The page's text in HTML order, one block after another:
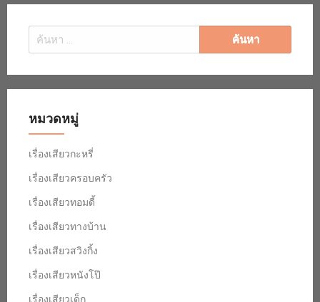
ค้นหา
สำหรับ:
หมวดหมู่
เรื่องเสียวกะหรี่
เรื่องเสียวครอบครัว
เรื่องเสียวทอมดี้
เรื่องเสียวทางบ้าน
เรื่องเสียวสวิงกิ้ง
เรื่องเสียวหนังโป๊
เรื่องเสียวเด็ก